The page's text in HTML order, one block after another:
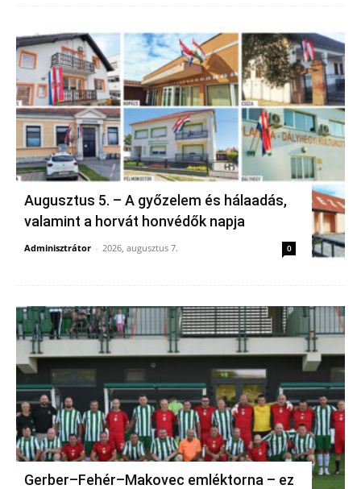
Augusztus 5. – A győzelem és hálaadás,
valamint a horvát honvédők napja
Adminisztrátor - 2026, augusztus 7. 0
Gerber–Fehér–Makovec emléktorna – ez